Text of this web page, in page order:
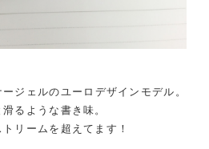
ジェルのユーロデザインモデル。
るような書き味。
リームを超えてます！